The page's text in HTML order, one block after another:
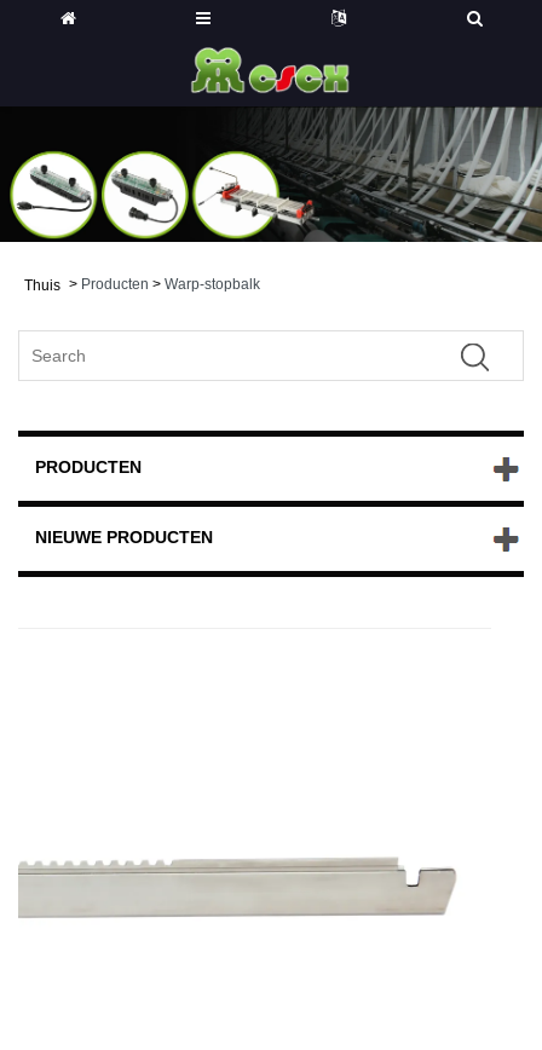
Thuis > Producten > Warp-stopbalk
PRODUCTEN
NIEUWE PRODUCTEN